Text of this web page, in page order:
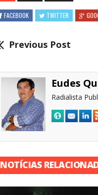
FACEBOOK TWITTER
Previous Post
Eudes
Radialista
NOTÍCIAS